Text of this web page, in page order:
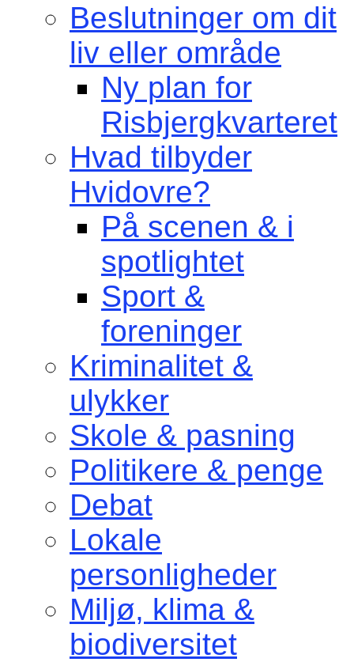
Beslutninger om dit
liv eller område
Ny plan for
Risbjergkvarteret
Hvad tilbyder
Hvidovre?
På scenen & i
spotlightet
Sport &
foreninger
Kriminalitet &
ulykker
Skole & pasning
Politikere & penge
Debat
Lokale
personligheder
Miljø, klima &
biodiversitet